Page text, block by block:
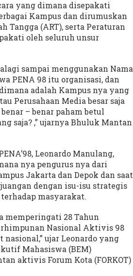
yang dimana disepakati
Kampus dan dirumuskan
Tangga (ART), serta Peraturan
oleh seluruh unsur
sampai menggunakan Nama
PENA 98 itu organisasi, dan
adalah Kampus nya yang
Perusahaan Media besar saja
– benar paham betul
saja? ,” ujarnya Bhuluk Mantan
Leonardo Manulang,
nya pengurus nya dari
Jakarta dan Depok dan saat
dengan isu-isu strategis
masyarakat.
memperingati 28 Tahun
Nasional Aktivis 98
ujar Leonardo yang
Mahasiswa (BEM)
aktivis Forum Kota (FORKOT)